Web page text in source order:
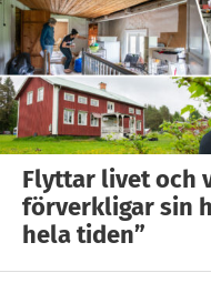
Flyttar livet och
förverkligar sin
hela tiden”